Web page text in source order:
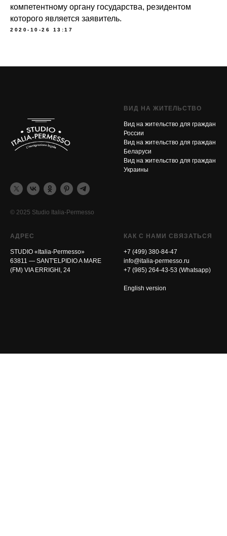
компетентному органу государства, резидентом
которого является заявитель.
2020-10-26 13:17
© 2025 Studio Italia-Permesso
ВИД НА ЖИТЕЛЬСТВО
Вид на жительство для граждан
России
Вид на жительство для граждан
Беларуси
Вид на жительство для граждан
Украины
АДРЕС
STUDIO «Italia-Permesso»
63811 — SANT'ELPIDIO A MARE
(FM) VIA ERRIGHI, 24
КАК С НАМИ СВЯЗАТЬСЯ
+7 (499) 380-84-47
info@italia-permesso.ru
+7 (985) 264-43-53 (Whatsapp)
English version